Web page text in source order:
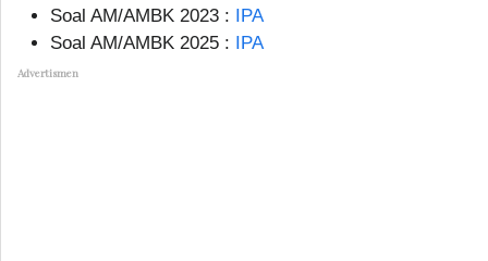
Soal AM/AMBK 2023 : IPA
Soal AM/AMBK 2025 : IPA
Advertismen